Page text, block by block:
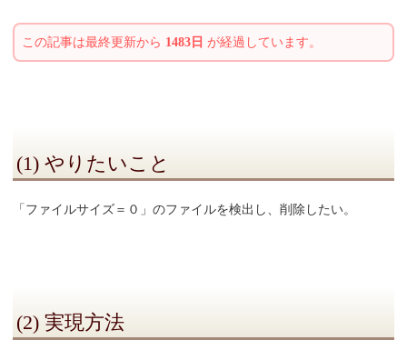
この記事は最終更新から 1483日 が経過しています。
(1) やりたいこと
「ファイルサイズ＝０」のファイルを検出し、削除したい。
(2) 実現方法